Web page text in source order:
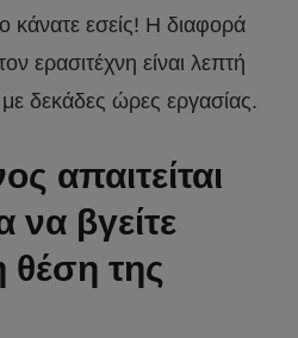
κάνατε εσείς! Η διαφορά
ερασιτέχνη είναι λεπτή
δεκάδες ώρες εργασίας.
απαιτείται
να βγείτε
της